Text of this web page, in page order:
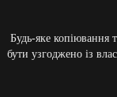
Будь-яке копіювання
бути узгоджено із